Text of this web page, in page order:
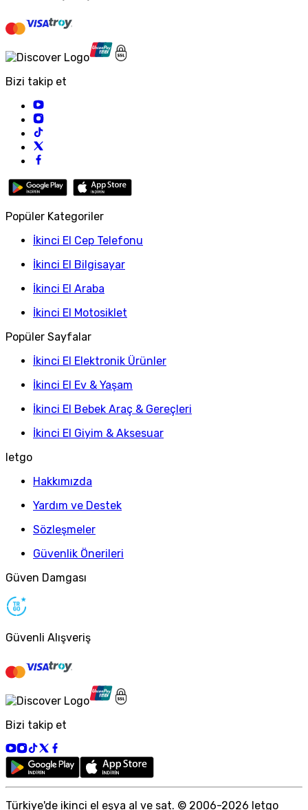
Bizi takip et
Popüler Kategoriler
İkinci El Cep Telefonu
İkinci El Bilgisayar
İkinci El Araba
İkinci El Motosiklet
Popüler Sayfalar
İkinci El Elektronik Ürünler
İkinci El Ev & Yaşam
İkinci El Bebek Araç & Gereçleri
İkinci El Giyim & Aksesuar
letgo
Hakkımızda
Yardım ve Destek
Sözleşmeler
Güvenlik Önerileri
Güven Damgası
Güvenli Alışveriş
Bizi takip et
Türkiye'de ikinci el eşya al ve sat. © 2006-2026 letgo